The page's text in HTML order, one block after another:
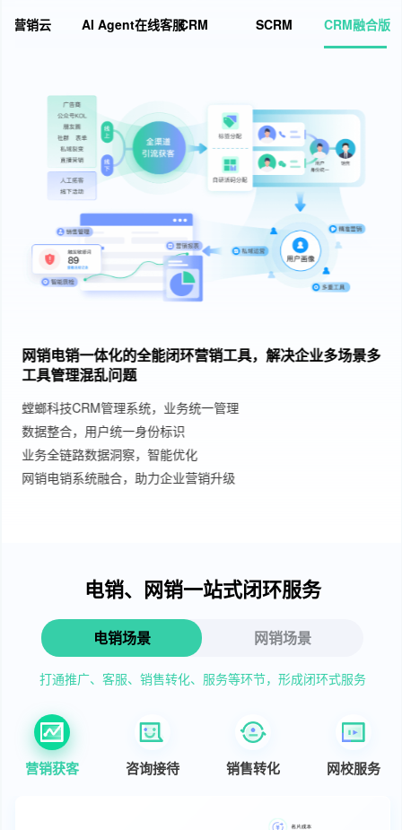
营销云 AI Agent在线客服CRM SCRM CRM融合版
网销电销一体化的全能闭环营销工具，解决企业多场景多
工具管理混乱问题
螳螂科技CRM管理系统，业务统一管理
数据整合，用户统一身份标识
业务全链路数据洞察，智能优化
网销电销系统融合，助力企业营销升级
电销、网销一站式闭环服务
电销场景 网销场景
打通推广、客服、销售转化、服务等环节，形成闭环式服务
营销获客 咨询接待 销售转化 网校服务